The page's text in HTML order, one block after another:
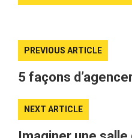
PREVIOUS ARTICLE
5 façons
NEXT ARTICLE